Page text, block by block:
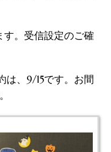
。受信設定のご確
、9/15です。お間